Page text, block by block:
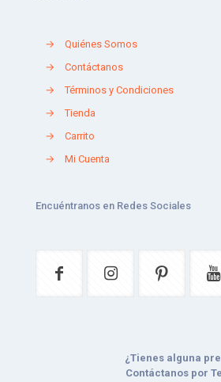
→
Quiénes Somos
→
Contáctanos
→
Términos y Condiciones
→
Tienda
→
Carrito
→
Mi Cuenta
Encuéntranos en Redes Sociales
¿Tienes alguna
Contáctanos por